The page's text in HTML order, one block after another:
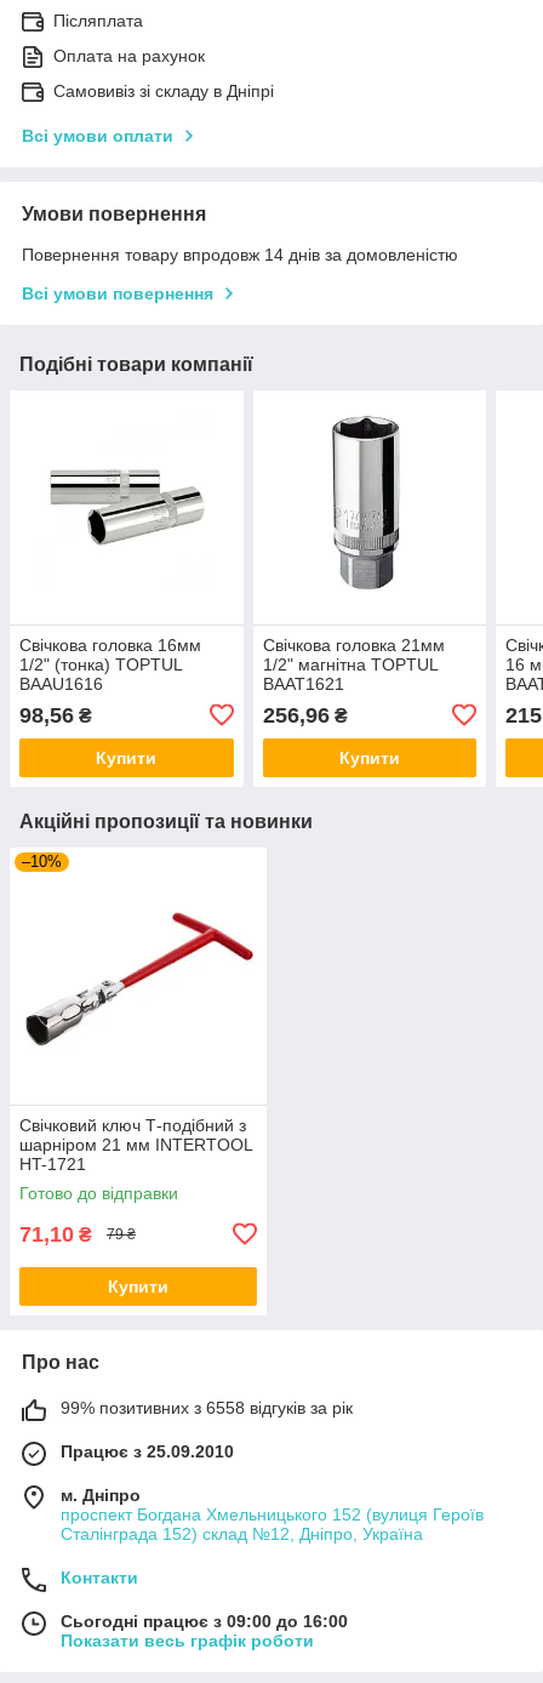
Післяплата
Оплата на рахунок
Самовивіз зі складу в Дніпрі
Всі умови оплати
Умови повернення
Повернення товару впродовж 14 днів за домовленістю
Всі умови повернення
Подібні товари компанії
Свічкова головка 16мм
1/2" (тонка) TOPTUL
BAAU1616
98,56 ₴
Купити
Свічкова головка 21мм
1/2" магнітна TOPTUL
BAAT1621
256,96₴
Купити
16
Акційні пропозиції та новинки
–10%
Свічковий ключ Т-подібний з
шарніром 21 мм INTERTOOL
HT-1721
Готово до відправки
71,10 ₴ 79 ₴
Купити
Про нас
99% позитивних з 6558 відгуків за рік
Працює з 25.09.2010
м. Дніпро
проспект Богдана Хмельницького 152 (вулиця Героїв
Сталінграда 152) склад №12, Дніпро, Україна
Контакти
Сьогодні працює з 09:00 до 16:00
Показати весь графік роботи